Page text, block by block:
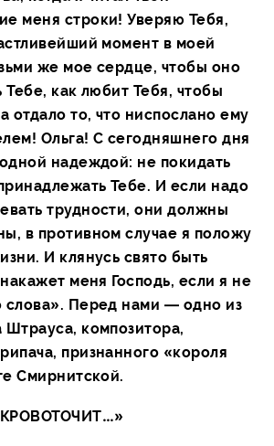
меня строки! Уверяю Тебя,
момент в моей
же мое сердце, чтобы оно
Тебе, как любит Тебя, чтобы
отдало то, что ниспослано ему
Ольга! С сегодняшнего дня
надеждой: не покидать
Тебе. И если надо
трудности, они должны
в противном случае я положу
И клянусь свято быть
меня Господь, если я не
слова». Перед нами — одно из
Штрауса, композитора,
признанного «короля
Смирнитской.